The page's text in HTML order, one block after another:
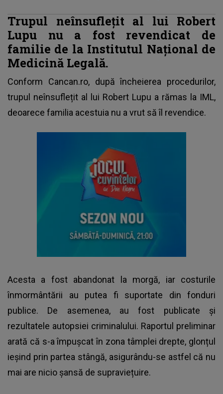
Trupul neînsuflețit al lui Robert
Lupu nu a fost revendicat de
familie de la Institutul Național de
Medicină Legală.
Conform Cancan.ro, după încheierea procedurilor,
trupul neînsuflețit al lui Robert Lupu a rămas la IML,
deoarece familia acestuia nu a vrut să îl revendice.
Acesta a fost abandonat la morgă, iar costurile
înmormântării au putea fi suportate din fonduri
publice. De asemenea, au fost publicate și
rezultatele autopsiei criminalului. Raportul preliminar
arată că s-a împușcat în zona tâmplei drepte, glonțul
ieșind prin partea stângă, asigurându-se astfel că nu
mai are nicio șansă de supraviețuire.